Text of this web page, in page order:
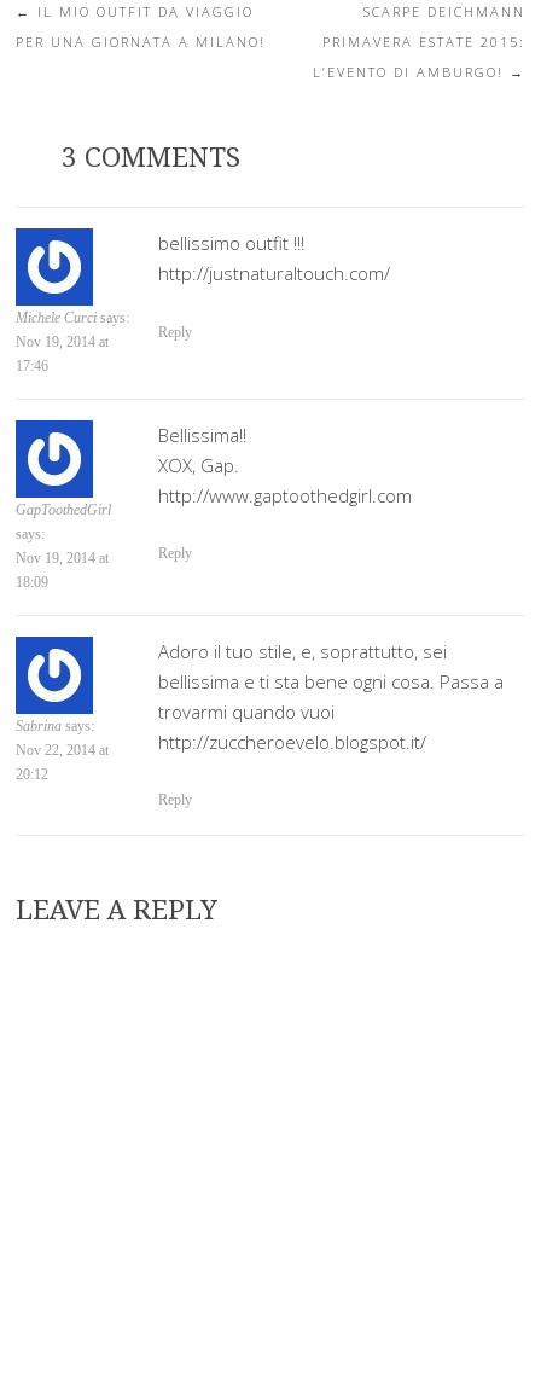
Post navigation
←
IL MIO OUTFIT DA VIAGGIO
PER UNA GIORNATA A MILANO!
SCARPE DEICHMANN
PRIMAVERA ESTATE 2015:
L’EVENTO DI AMBURGO!
→
3 COMMENTS
Michele Curci says:
Nov 19, 2014 at
17:46
bellissimo outfit !!!
http://justnaturaltouch.com/
Reply
GapToothedGirl
says:
Nov 19, 2014 at
18:09
Bellissima!!
XOX, Gap.
http://www.gaptoothedgirl.com
Reply
Sabrina says:
Nov 22, 2014 at
20:12
Adoro il tuo stile, e, soprattutto, sei
bellissima e ti sta bene ogni cosa. Passa a
trovarmi quando vuoi
http://zuccheroevelo.blogspot.it/
Reply
LEAVE A REPLY